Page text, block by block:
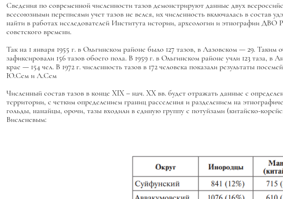
Сведения по современной численности тазов демонстрируют данные двух
всесоюзными переписями учет тазов не велся, их численность включалась в состав
найти в работах исследователей Института истории, археологии и этнографии
советского времени.
Так на 1 января 1955 г. в Ольгинском районе было 127 тазов, в Лазовском — 29.
зафиксировали 156 тазов обоего пола. В 1959 г. в Ольгинском районе учли 123
крае — 154 чел. В 1972 г. численность тазов в 172 человека показали результаты
Ю.Сем и Л.Сем
Численный состав тазов в конце XIX – нач. XX вв. будет отражать данные с
территории, с четким определением границ расселения и разделением на
гольды, нанайцы, орочи, тазы входили в единую группу с потуйзами (китайско-
Висленевым: